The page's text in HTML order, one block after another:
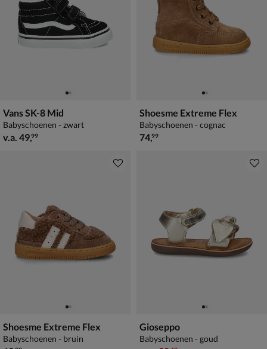
Vans SK-8 Mid
Babyschoenen - zwart
vanaf € 49,99
v.a. 49,99
Shoesme Extreme Flex
Babyschoenen - cognac
€ 74,99
74,99
Shoesme Extreme Flex
Babyschoenen - bruin
Gioseppo
Babyschoenen - goud